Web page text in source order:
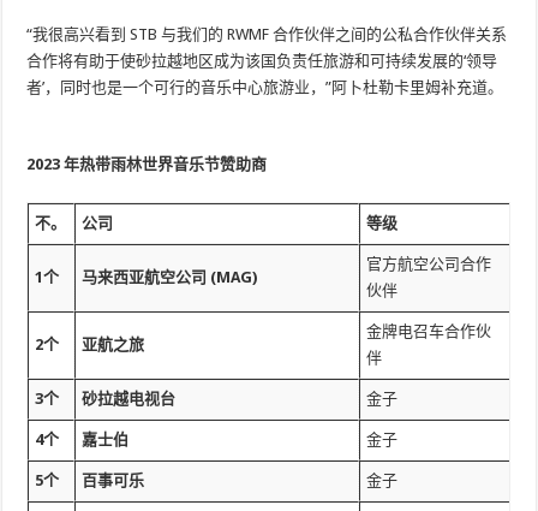
“我很高兴看到 STB 与我们的 RWMF 合作伙伴之间的公私合作伙伴关系
合作将有助于使砂拉越地区成为该国负责任旅游和可持续发展的‘领导
者’，同时也是一个可行的音乐中心旅游业，”阿卜杜勒卡里姆补充道。
2023 年热带雨林世界音乐节赞助商
不。 公司 等级
1个 马来西亚航空公司 (MAG)
官方航空公司合作
伙伴
2个 亚航之旅
金牌电召车合作伙
伴
3个 砂拉越电视台 金子
4个 嘉士伯 金子
5个 百事可乐 金子